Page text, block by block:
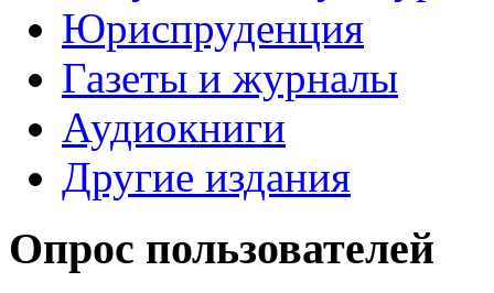
Юриспруденция
Газеты и журналы
Аудиокниги
Другие издания
Опрос пользователей